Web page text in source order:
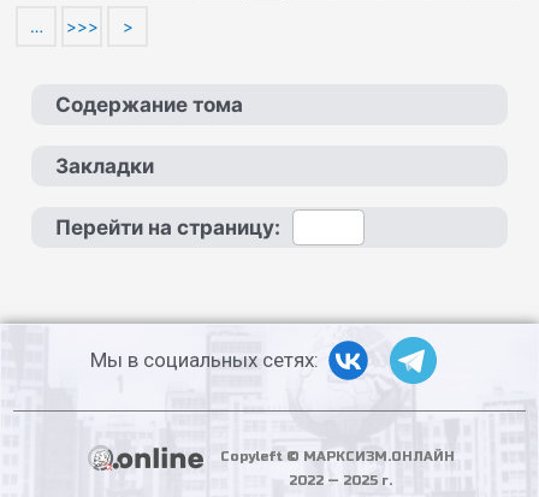
… >>> >
Содержание тома
Закладки
Перейти на страницу:
Мы в социальных сетях:
Copyleft © МАРКСИЗМ.ОНЛАЙН
2022 — 2025 г.